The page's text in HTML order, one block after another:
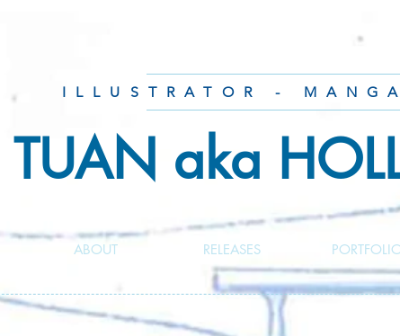
ILLUSTRATOR -
TUAN aka
ABOUT RELEASES